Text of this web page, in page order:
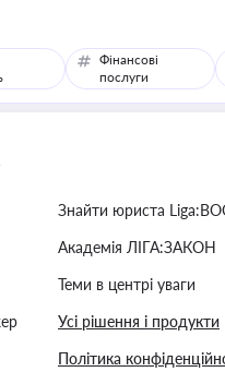
Фінансові
послуги
Знайти юриста
Академія ЛІГА:ЗАКОН
Теми в центрі уваги
Усі рішення і продукти
Політика